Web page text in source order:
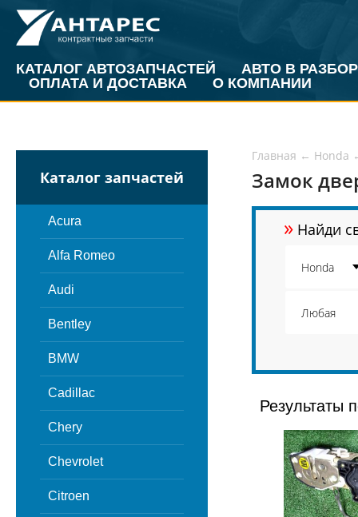
КАТАЛОГ АВТОЗАПЧАСТЕЙ
АВТО В РАЗБОР
ОПЛАТА И ДОСТАВКА
О КОМПАНИИ
Каталог запчастей
Acura
Alfa Romeo
Audi
Bentley
BMW
Cadillac
Chery
Chevrolet
Citroen
Главная ← Honda
Замок
» Найди
Результаты